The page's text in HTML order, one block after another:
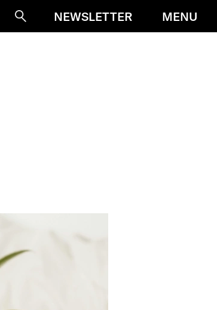
SucheNEWSLETTER MENU